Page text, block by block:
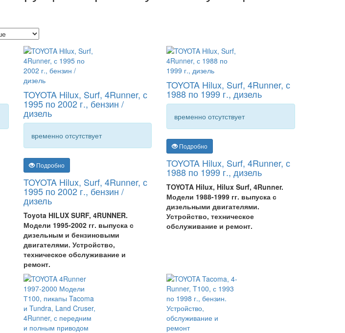
TOYOTA Hilux, Surf, 4Runner, с
1995 по 2002 г., бензин /
дизель
временно отсутствует
Подробно
TOYOTA Hilux, Surf, 4Runner, с
1995 по 2002 г., бензин /
дизель
Toyota HILUX SURF, 4RUNNER.
Модели 1995-2002 гг. выпуска с
дизельным и бензиновыми
двигателями. Устройство,
техническое обслуживание и
ремонт.
TOYOTA Hilux, Surf, 4Runner, с
1988 по 1999 г., дизель
временно отсутствует
Подробно
TOYOTA Hilux, Surf, 4Runner, с
1988 по 1999 г., дизель
TOYOTA Hilux, Hilux Surf, 4Runner.
Модели 1988-1999 гг. выпуска с
дизельными двигателями.
Устройство, техническое
обслуживание и ремонт.